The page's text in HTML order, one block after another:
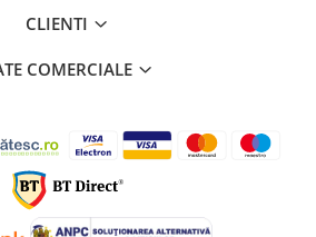
CLIENTI
COMERCIALE